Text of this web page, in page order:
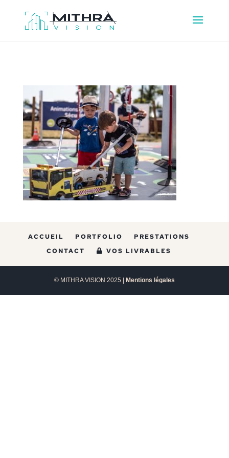
ACCUEIL PORTFOLIO
PRESTATIONS
CONTACT
VOS LIVRABLES
© MITHRA VISION 2025 | Mentions légales